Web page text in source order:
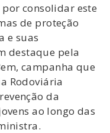
consolidar este
de proteção
e suas
destaque pela
campanha que
Rodoviária
da
ao longo das